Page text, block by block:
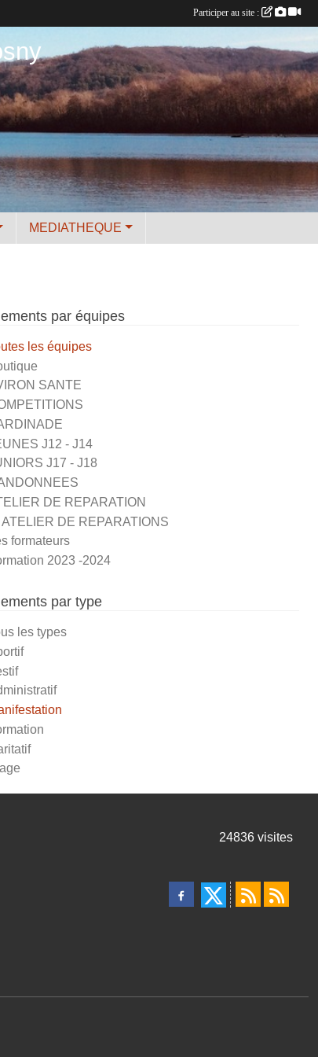
MEDIATHEQUE
par équipes
les équipes
SANTE
J12 - J14
J17 - J18
DE REPARATION
ATELIER DE REPARATIONS
formateurs
2023 -2024
par type
les types
24836 visites
Participer au site :